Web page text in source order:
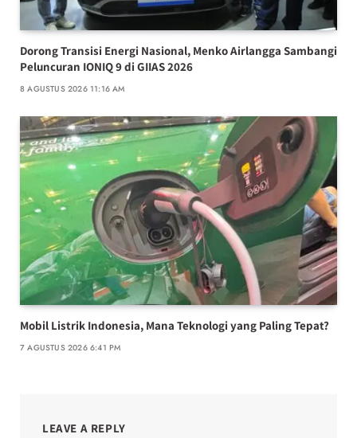
Dorong Transisi Energi Nasional, Menko Airlangga Sambangi
Peluncuran IONIQ 9 di GIIAS 2026
8 AGUSTUS 2026 11:16 AM
Mobil Listrik Indonesia, Mana Teknologi yang Paling Tepat?
7 AGUSTUS 2026 6:41 PM
LEAVE A REPLY